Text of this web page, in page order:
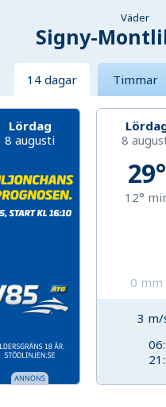
Väder
Signy-
14 dagar Timmar
Lördag
8 augusti
8
29°
12°
0 mm
3 m/